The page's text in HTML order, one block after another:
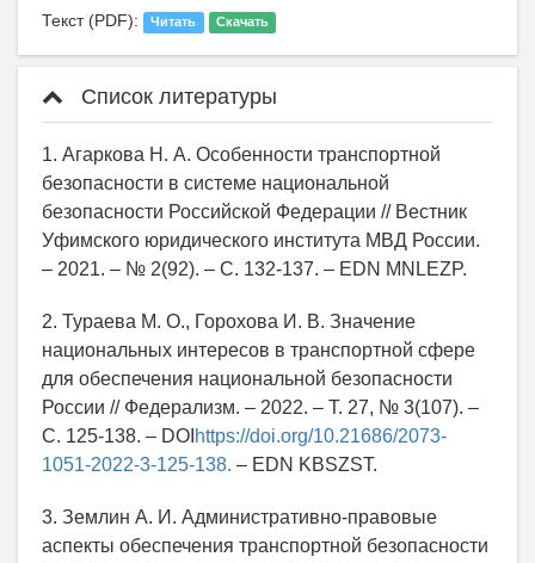
Текст (PDF): Читать Скачать
Список литературы
1. Агаркова Н. А. Особенности транспортной
безопасности в системе национальной
безопасности Российской Федерации // Вестник
Уфимского юридического института МВД России.
– 2021. – № 2(92). – С. 132-137. – EDN MNLEZP.
2. Тураева М. О., Горохова И. В. Значение
национальных интересов в транспортной сфере
для обеспечения национальной безопасности
России // Федерализм. – 2022. – Т. 27, № 3(107). –
С. 125-138. – DOI https://doi.org/10.21686/2073-
1051-2022-3-125-138. – EDN KBSZST.
3. Землин А. И. Административно-правовые
аспекты обеспечения транспортной безопасности